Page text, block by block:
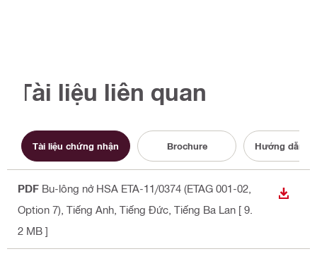
Tài liệu liên quan
Tài liệu chứng nhận Brochure Hướng dẫn
PDF Bu-lông nở HSA ETA-11/0374 (ETAG 001-02,
Option 7) , Tiếng Anh, Tiếng Đức, Tiếng Ba Lan [ 9.
2 MB ]
TẢI